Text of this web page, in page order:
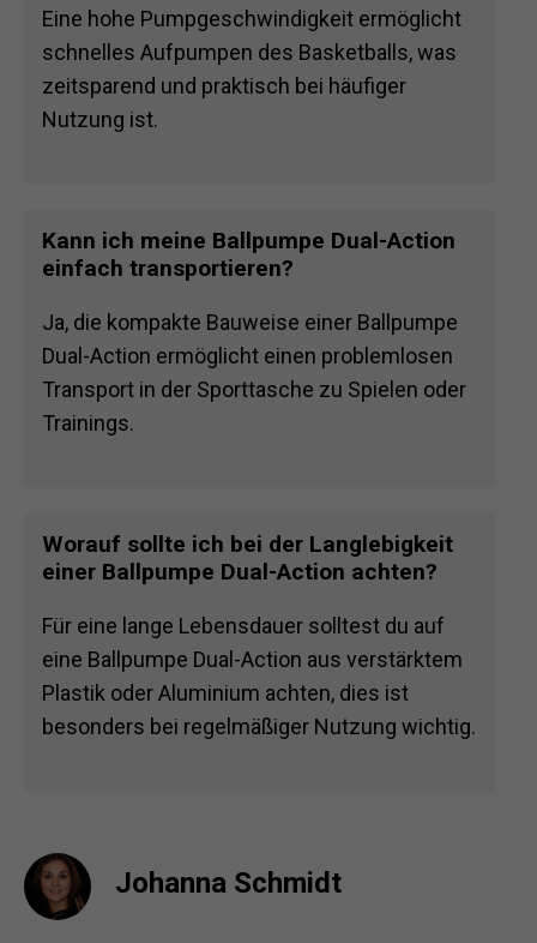
Eine hohe Pumpgeschwindigkeit ermöglicht
schnelles Aufpumpen des Basketballs, was
zeitsparend und praktisch bei häufiger
Nutzung ist.
Kann ich meine Ballpumpe Dual-Action
einfach transportieren?
Ja, die kompakte Bauweise einer Ballpumpe
Dual-Action ermöglicht einen problemlosen
Transport in der Sporttasche zu Spielen oder
Trainings.
Worauf sollte ich bei der Langlebigkeit
einer Ballpumpe Dual-Action achten?
Für eine lange Lebensdauer solltest du auf
eine Ballpumpe Dual-Action aus verstärktem
Plastik oder Aluminium achten, dies ist
besonders bei regelmäßiger Nutzung wichtig.
Johanna Schmidt